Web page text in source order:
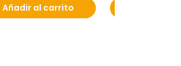
Añadir al carrito